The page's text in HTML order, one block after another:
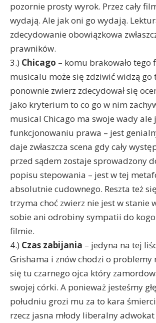
pozornie prosty wyrok. Przez cały
wydają. Ale jak oni go wydają.
zdecydowanie obowiązkowa
prawników.
3.) Chicago – komu brakowało tego
musicalu może się zdziwić widzą go
ponownie zwierz zdecydował się
jako kryterium to co go w nim
musical Chicago ma swoje wady ale
funkcjonowaniu prawa – jest
daje zwłaszcza scena gdy cały
przed sądem zostaje sprowadzony
popisu stepowania – jest w tej
absolutnie cudownego. Reszta też
trzyma choć zwierz nie jest w stanie
sobie ani odrobiny sympatii do
filmie.
4.) Czas zabijania – jedyna na tej
Grishama i znów chodzi o problemy
się tu czarnego ojca który
swojej córki. A ponieważ jesteśmy
południu grozi mu za to kara
rzecz jasna młody liberalny adwokat